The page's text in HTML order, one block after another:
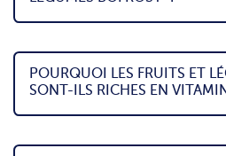
POURQUOI LES FRUITS ET
SONT-ILS RICHES EN